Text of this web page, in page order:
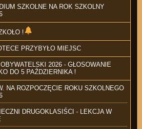
SZKOLNE NA ROK SZKOLNY
!
PRZYBYŁO MIEJSC
2026 - GŁOSOWANIE
DO 5 PAŹDZIERNIKA !
NA ROZPOCZĘCIE ROKU SZKOLNEGO
DRUGOKLASIŚCI - LEKCJA W